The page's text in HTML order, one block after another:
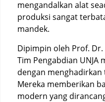
mengandalkan alat
produksi sangat
mandek.
Dipimpin oleh Prof.
Tim Pengabdian UNJA
dengan
Mereka memberikan
modern yang